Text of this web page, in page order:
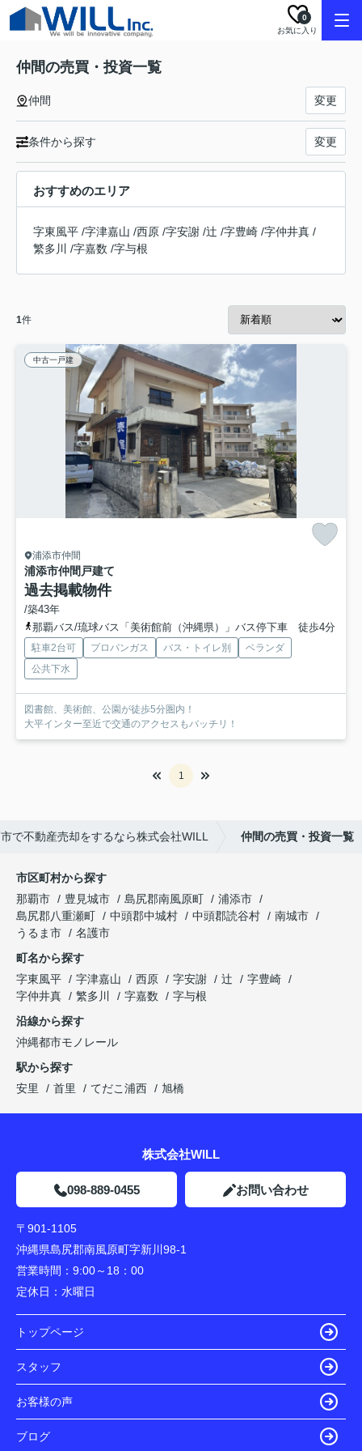
お気に入り
0
仲間の売買・投資一覧
仲間 変更
条件から探す 変更
おすすめのエリア
字東風平 /字津嘉山 /西原 /字安謝 /辻 /字豊崎 /字仲井真 /
繁多川
/字嘉数 /字与根
1件
中古一戸建
浦添市仲間
浦添市仲間戸建て
過去掲載物件
/築43年
那覇バス/琉球バス「美術館前（沖縄県）」バス停下車 徒歩4分
駐車2台可 プロパンガス バス・トイレ別
ベランダ
公共下水
図書館、美術館、公園が徒歩5分圏内！
大平インター至近で交通のアクセスもバッチリ！
1
で不動産売却をするなら株式会社WILL 仲間の売買・投資一覧
市区町村から探す
那覇市
豊見城市 島尻郡南風原町
浦添市
島尻郡八重瀬町
中頭郡中城村 中頭郡読谷村
南城市
うるま市
名護市
町名から探す
字東風平
字津嘉山 西原 字安謝 辻
字豊崎
字仲井真
繁多川 字嘉数
字与根
沿線から探す
沖縄都市モノレール
駅から探す
安里
首里 てだこ浦西 旭橋
株式会社WILL
098-889-0455 お問い合わせ
〒901-1105
沖縄県島尻郡南風原町字新川98-1
営業時間： 9:00～18：00
定休日： 水曜日
トップページ
スタッフ
お客様の声
ブログ